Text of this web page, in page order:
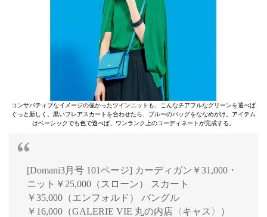
コンサバティブなイメージの強かったツインニットも、こんなチアフルなグリーンを選べば
ぐっと新しく。黒いフレアスカートを合わせたら、ブルーのバッグをななめがけ。アイテム
はベーシックでも色で遊べば、ワンランク上のコーディネートが完成する。
[Domani3月号 101ページ] カーディガン￥31,000・
ニット￥25,000（スローン） スカート
￥35,000（エンフォルド） バングル
￥16,000（GALERIE VIE 丸の内店〈キャス〉）